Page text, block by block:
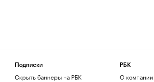
Подписки
Скрыть баннеры на РБК
РБК
О компании